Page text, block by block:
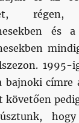
és
1995-
bajnoki címre
követően